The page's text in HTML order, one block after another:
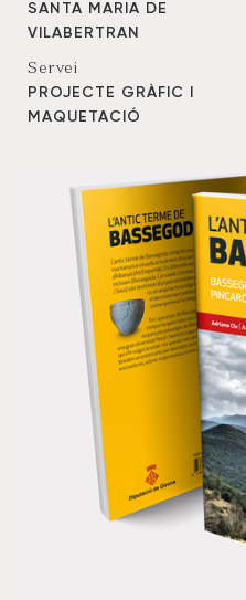
SANTA MARIA DE
VILABERTRAN
Servei
PROJECTE GRÀFIC I
MAQUETACIÓ